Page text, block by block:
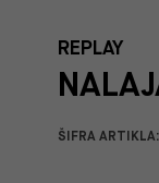
REPLAY
ŠIFRA ARTIKLA: